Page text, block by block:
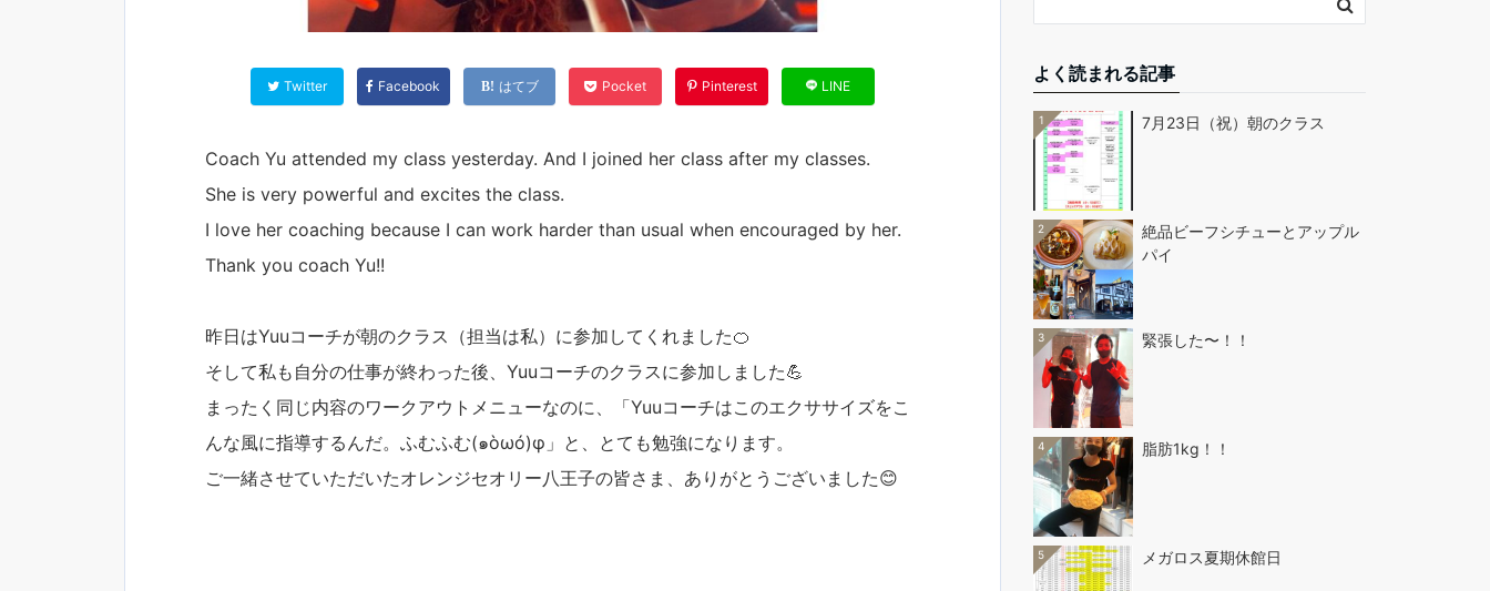
Twitter Facebook はてブ Pocket Pinterest LINE
Coach Yu attended my class yesterday. And I joined her class after my classes.
She is very powerful and excites the class.
I love her coaching because I can work harder than usual when encouraged by her.
Thank you coach Yu!!
昨日はYuuコーチが朝のクラス（担当は私）に参加してくれました🍊
そして私も自分の仕事が終わった後、Yuuコーチのクラスに参加しました💪
まったく同じ内容のワークアウトメニューなのに、「Yuuコーチはこのエクササイズをこ
んな風に指導するんだ。ふむふむ(๑òωó)φ」と、とても勉強になります。
ご一緒させていただいたオレンジセオリー八王子の皆さま、ありがとうございました😊
よく読まれる記事
1 7月23日（祝）朝のクラス
2
絶品ビーフシチューとアップル
パイ
3 緊張した〜！！
4 脂肪1kg！！
5 メガロス夏期休館日